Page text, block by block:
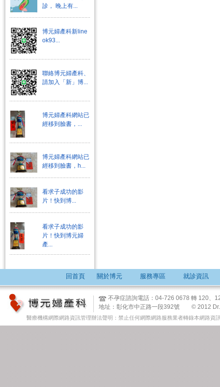
診， 晚上有...
博元婦產科新line
ok93...
聯絡博元婦產科、
請加入「新」博...
博元婦產科網站已
經移到臉書，...
博元婦產科網站已
經移到臉書，h...
看求子成功的影
片！快到博...
看求子成功的影
片！快到博元婦
產...
回首頁 關於博元 服務專區 就診資訊
不孕症諮詢電話：04-726 0678 轉
地址：彰化市中正路一段392號 © 2012
醫療機構網際網路資訊管理辦法聲明：禁止任何網際網路服務業者轉錄本網路